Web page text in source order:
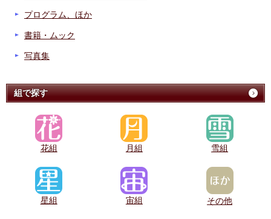
プログラム、ほか
書籍・ムック
写真集
組で探す
花組 月組 雪組
星組 宙組 その他